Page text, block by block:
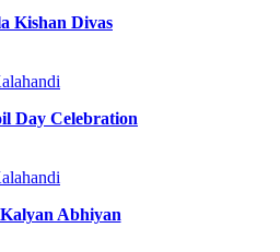
Kishan Divas
Day Celebration
Abhiyan